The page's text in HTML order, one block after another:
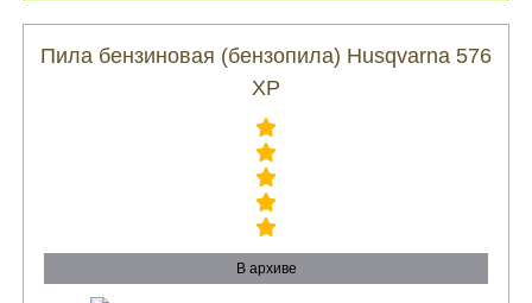
Пила бензиновая (бензопила) Husqvarna 576
XP
В архиве